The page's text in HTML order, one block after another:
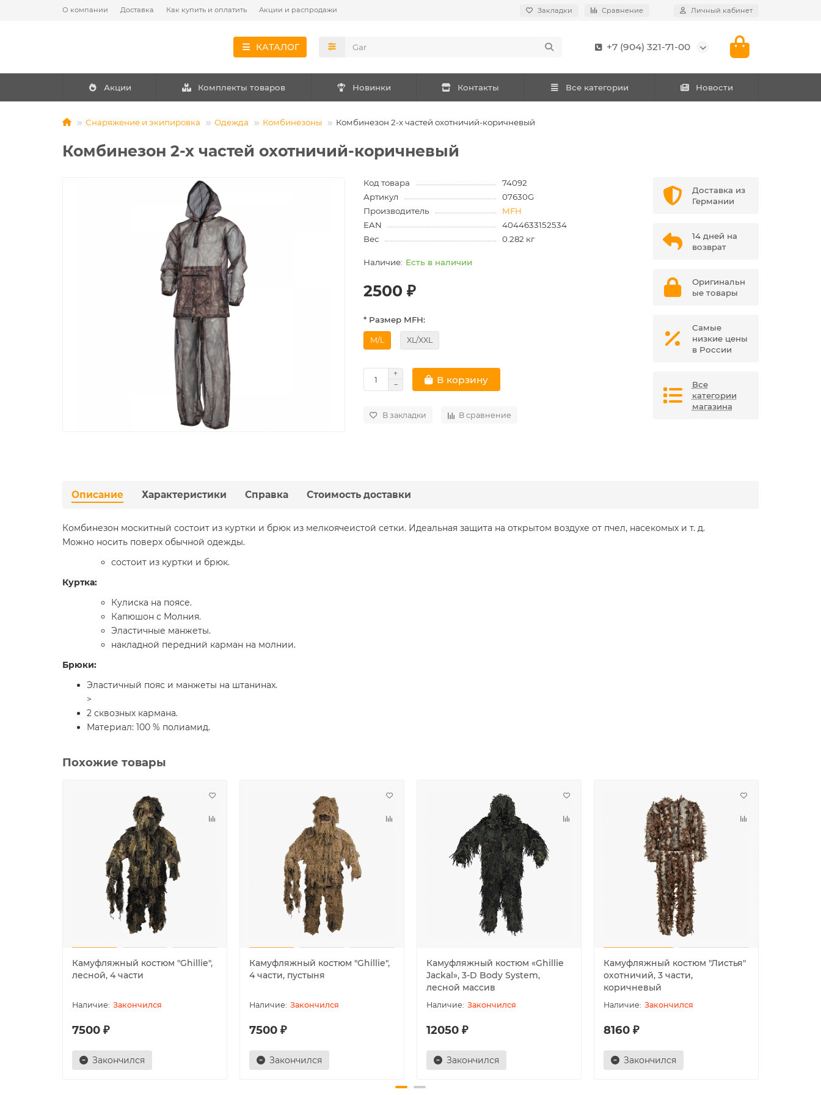
О компании Доставка Как купить и оплатить Акции и распродажи Закладки Сравнение Личный кабинет
КАТАЛОГ +7 (904) 321-71-00
Акции Комплекты товаров Новинки Контакты Все категории Новости
Снаряжение и экипировка Одежда Комбинезоны Комбинезон 2-х частей охотничий-коричневый
Комбинезон 2-х частей охотничий-коричневый
Код товара
74092
Артикул
07630G
Производитель
MFH
EAN
4044633152534
Вес
0.282 кг
Есть в наличии
2500 ₽
* Размер MFH:
M/L XL/XXL
В корзину
В закладки В сравнение
Доставка из
Германии
14 дней на
возврат
Оригинальн
ые товары
Самые
низкие цены
в России
Все
категории
магазина
Описание Характеристики Справка Стоимость доставки
Комбинезон москитный состоит из куртки и брюк из мелкоячеистой сетки. Идеальная защита на открытом воздухе от пчел, насекомых и т. д.
Можно носить поверх обычной одежды.
состоит из куртки и брюк.
Куртка:
Кулиска на поясе.
Капюшон с Молния.
Эластичные манжеты.
накладной передний карман на молнии.
Брюки:
Эластичный пояс и манжеты на штанинах.
>
2 сквозных кармана.
Материал: 100 % полиамид.
Похожие товары
Камуфляжный костюм "Ghillie",
лесной, 4 части
Закончился
7500 ₽
Закончился
Камуфляжный костюм "Ghillie",
4 части, пустыня
Закончился
7500 ₽
Закончился
Камуфляжный костюм «Ghillie
Jackal», 3-D Body System,
лесной массив
Закончился
12050 ₽
Закончился
Камуфляжный костюм "Листья"
охотничий, 3 части,
коричневый
Закончился
8160 ₽
Закончился